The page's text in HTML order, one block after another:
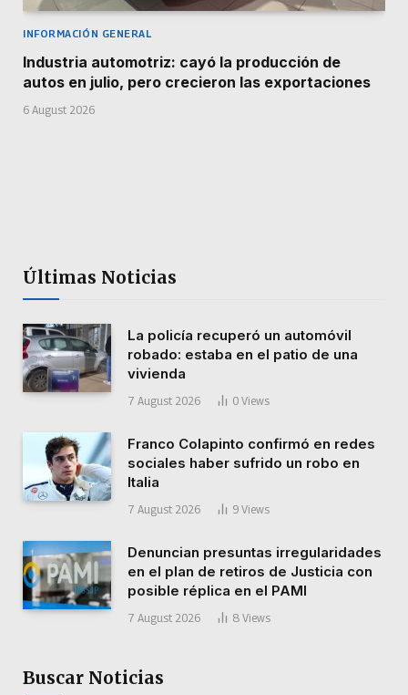
INFORMACIÓN GENERAL
Industria automotriz: cayó la producción de
autos en julio, pero crecieron las exportaciones
6 August 2026
Últimas Noticias
La policía recuperó un automóvil
robado: estaba en el patio de una
vivienda
7 August 2026 0 Views
Franco Colapinto confirmó en redes
sociales haber sufrido un robo en
Italia
7 August 2026 9 Views
Denuncian presuntas irregularidades
en el plan de retiros de Justicia con
posible réplica en el PAMI
7 August 2026 8 Views
Buscar Noticias